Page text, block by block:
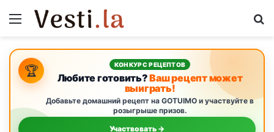
Menu
🏆 КОНКУРС РЕЦЕПТОВ
Любите готовить?Ваш рецепт может
выиграть!
Добавьте домашний рецепт на GOTUIMO и участвуйте в
розыгрыше призов.
Участвовать →